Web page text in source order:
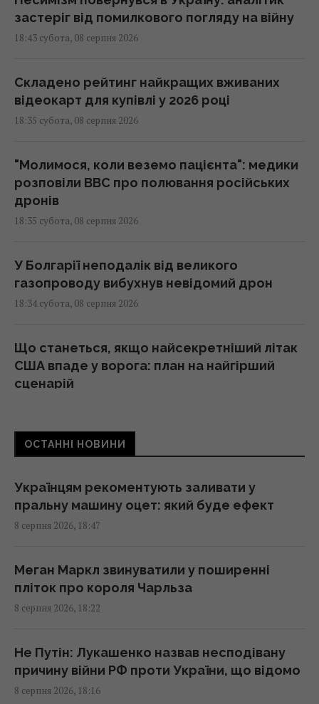
застеріг від помилкового погляду на війну
18:43 субота, 08 серпня 2026
Складено рейтинг найкращих вживаних
відеокарт для купівлі у 2026 році
18:35 субота, 08 серпня 2026
"Молимося, коли веземо пацієнта": медики
розповіли BBC про полювання російських
дронів
18:35 субота, 08 серпня 2026
У Болгарії неподалік від великого
газопроводу вибухнув невідомий дрон
18:34 субота, 08 серпня 2026
Що станеться, якщо найсекретніший літак
США впаде у ворога: план на найгірший
сценарій
Гороскоп на 9 серпня за картами Таро:
18:00 субота, 08 серпня 2026
Норвезькі військові навчають ЗСУ "духу
17:38 субота, 08 серпня 2026
Один трагічний випадок змусив чоловіка
17:26 субота, 08 серпня 2026
Вівці та віслюк врятували сонячну
ОСТАННІ НОВИНИ
Українцям рекоментують заливати у
пральну машину оцет: який буде ефект
8 серпня 2026, 18:47
Меган Маркл звинуватили у поширенні
пліток про короля Чарльза
8 серпня 2026, 18:22
Не Путін: Лукашенко назвав несподівану
причину війни РФ проти України, що відомо
8 серпня 2026, 18:16